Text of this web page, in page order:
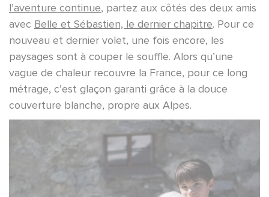
l’aventure continue, partez aux côtés des deux amis
avec Belle et Sébastien, le dernier chapitre. Pour ce
nouveau et dernier volet, une fois encore, les
paysages sont à couper le souffle. Alors qu’une
vague de chaleur recouvre la France, pour ce long
métrage, c’est glaçon garanti grâce à la douce
couverture blanche, propre aux Alpes.